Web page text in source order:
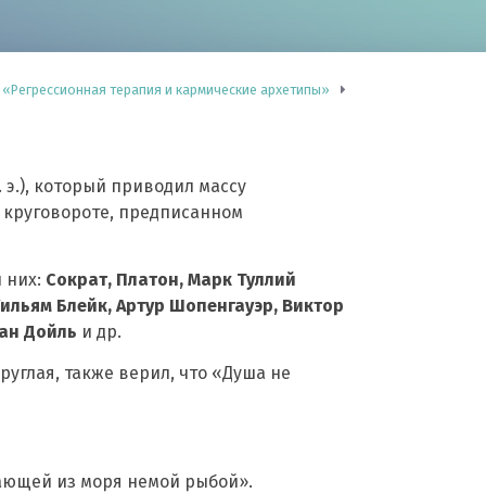
терапия и кармические архетипы»
который приводил массу
предписанном
них: Сократ, Платон, Марк Туллий
Блейк, Артур Шопенгауэр, Виктор
Дойль и др.
также верил, что «Душа не
из моря немой рыбой».